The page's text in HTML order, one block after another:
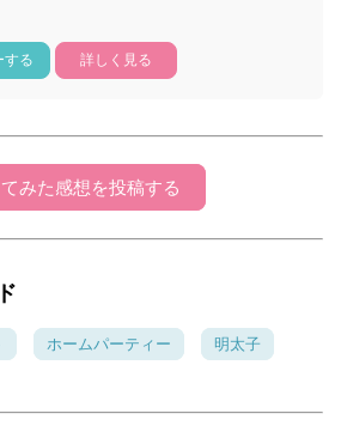
する 詳しく見る
みた感想を投稿する
ホームパーティー 明太子